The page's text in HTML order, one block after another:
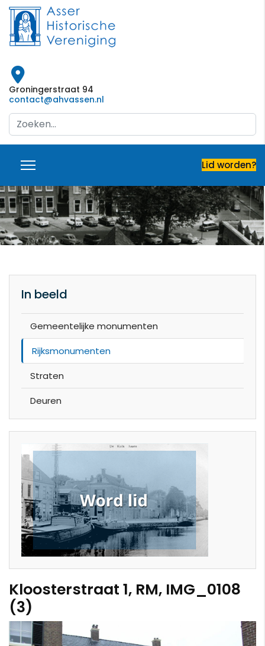
Groningerstraat 94
contact@ahvassen.nl
Search
...
Lid worden?
In beeld
Gemeentelijke monumenten
Rijksmonumenten
Straten
Deuren
Kloosterstraat 1, RM, IMG_0108
(3)